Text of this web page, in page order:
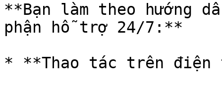
**Bạn làm theo hướng
phận hỗ trợ 24/7:**
* **Thao tác trên